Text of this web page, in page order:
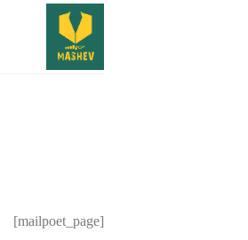
[mailpoet_page]